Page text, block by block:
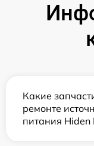
Какие
ремонте
питания Hiden